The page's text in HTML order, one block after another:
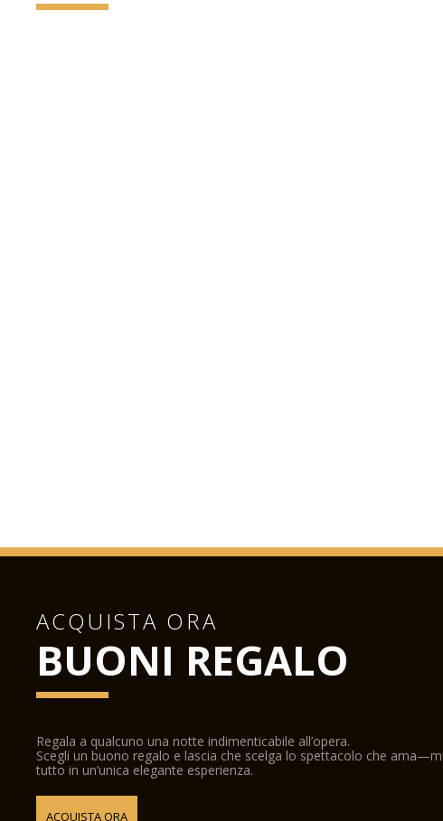
ACQUISTA ORA
BUONI REGALO
Regala a qualcuno una notte indimenticabile all’opera.
Scegli un buono regalo e lascia che scelga lo spettacolo che
tutto in un’unica elegante esperienza.
ACQUISTA ORA